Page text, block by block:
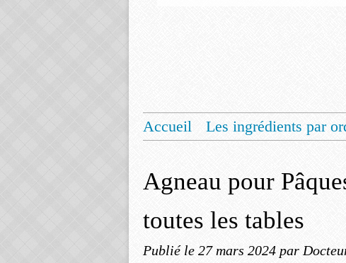
Accueil Les ingrédients par
Agneau pour
toutes les tables
Publié le 27 mars 2024 par